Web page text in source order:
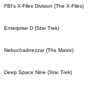
FBI's X-Files Division (The X-Files)
Enterprise D (Star Trek)
Nebuchadnezzar (The Matrix)
Deep Space Nine (Star Trek)